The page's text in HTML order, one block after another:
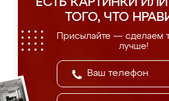
ЕСТЬ КАРТИНКИ
ТОГО, ЧТО
Присылайте — сделаем
лучше!